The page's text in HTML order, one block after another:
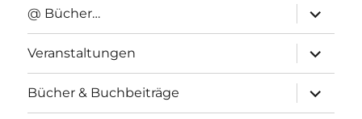
@ Bücher…
anzeigen
Veranstaltungen
anzeigen
Bücher & Buchbeiträge
anzeigen